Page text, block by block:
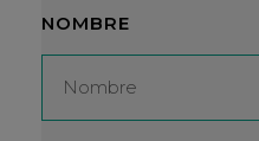
NOMBRE